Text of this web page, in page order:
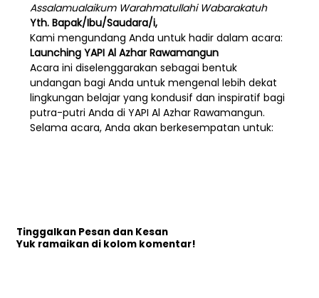
Tinggalkan Pesan dan Kesan
Yuk ramaikan di kolom komentar!
Assalamualaikum Warahmatullahi Wabarakatuh
Yth. Bapak/Ibu/Saudara/i,
Kami mengundang Anda untuk hadir dalam acara:
Launching YAPI Al Azhar Rawamangun
Acara ini diselenggarakan sebagai bentuk
undangan bagi Anda untuk mengenal lebih dekat
lingkungan belajar yang kondusif dan inspiratif bagi
putra-putri Anda di YAPI Al Azhar Rawamangun.
Selama acara, Anda akan berkesempatan untuk: